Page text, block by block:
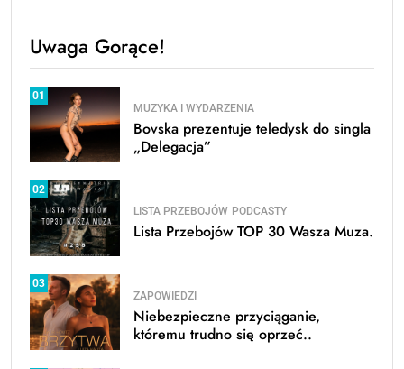
Uwaga Gorące!
01
MUZYKA I WYDARZENIA
Bovska prezentuje teledysk do singla
„Delegacja”
02
LISTA PRZEBOJÓW PODCASTY
Lista Przebojów TOP 30 Wasza Muza.
03
ZAPOWIEDZI
Niebezpieczne przyciąganie,
któremu trudno się oprzeć..